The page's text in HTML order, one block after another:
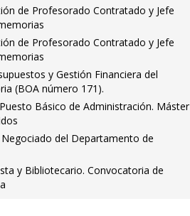
de Profesorado Contratado y Jefe
de Profesorado Contratado y Jefe
y Gestión Financiera del
(BOA número 171).
Básico de Administración. Máster
del Departamento de
y Bibliotecario. Convocatoria de